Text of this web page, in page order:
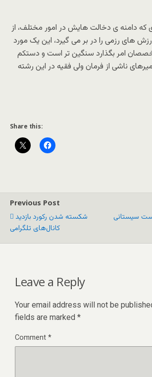
که دامنه ی دخالت هایش در امور مختلف، از
های رزمی را در بر می گیرد، این یک مورد
امر بگذارد سنگین تر است و دستکم
ناشی از فرمان ولی فقیه در این رشته
Share this:
Previous Post
شکسته ‌شدن رکورد بازدید
کانال‌های تلگرامی
سیستانی
Leave a Reply
Your email address will not be
fields are marked *
Comment*